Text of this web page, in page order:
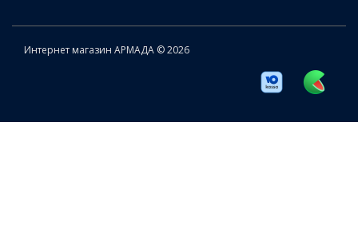
Интернет магазин АРМАДА © 2026